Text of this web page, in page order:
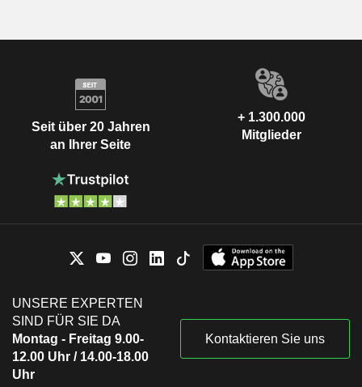
Seit über 20 Jahren
an Ihrer Seite
+ 1.300.000
Mitglieder
UNSERE EXPERTEN
SIND FÜR SIE DA
Montag - Freitag 9.00-
12.00 Uhr / 14.00-18.00
Uhr
Kontaktieren Sie uns